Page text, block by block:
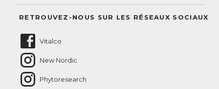
RETROUVEZ-NOUS SUR LES RÉSEAUX SOCIAUX
Vitalco
New Nordic
Phytoresearch